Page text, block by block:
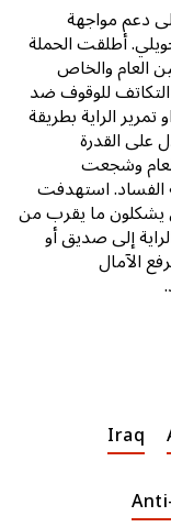
دعم مواجهة
أطلقت الحملة
العام والخاص
التكاتف للوقوف ضد
الراية بطريقة
على القدرة
وشجعت
الفساد. استهدفت
يشكلون ما يقرب من
إلى صديق أو
الآمال
Iraq